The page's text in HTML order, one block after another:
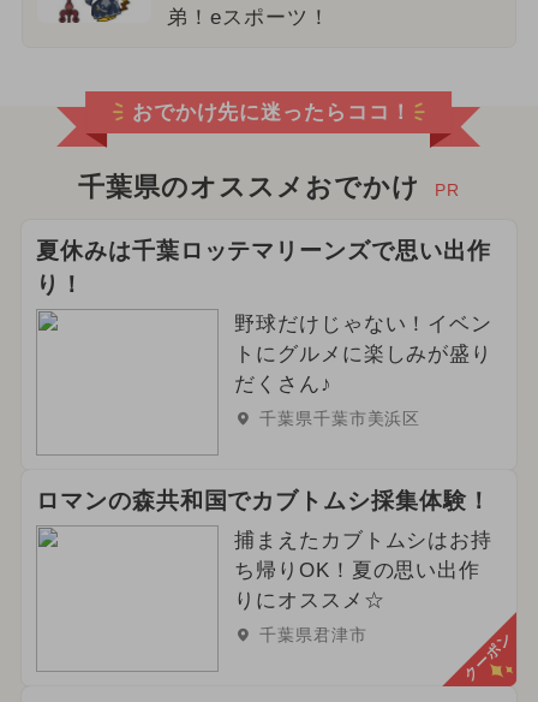
弟！eスポーツ！
おでかけ先に迷ったらココ！
千葉県のオススメおでかけ PR
夏休みは千葉ロッテマリーンズで思い出作
り！
野球だけじゃない！イベン
トにグルメに楽しみが盛り
だくさん♪
千葉県千葉市美浜区
ロマンの森共和国でカブトムシ採集体験！
捕まえたカブトムシはお持
ち帰りOK！夏の思い出作
りにオススメ☆
千葉県君津市 クーポン